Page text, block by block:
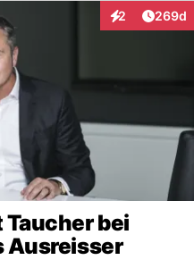
2
Interaktionen
269d
bei
Ausreisser